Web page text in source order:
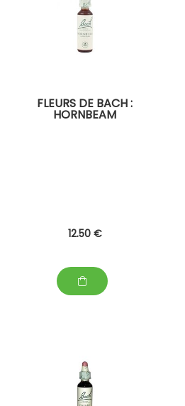
FLEURS DE BACH :
HORNBEAM
12.50 €